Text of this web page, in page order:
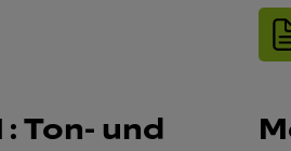
Ton- und